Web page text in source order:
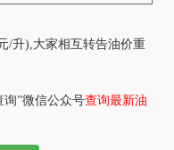
/升),大家相互转告油价重
询”微信公众号查询最新油